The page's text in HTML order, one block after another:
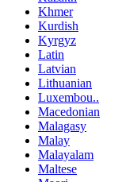
Khmer
Kurdish
Kyrgyz
Latin
Latvian
Lithuanian
Luxembou..
Macedonian
Malagasy
Malay
Malayalam
Maltese